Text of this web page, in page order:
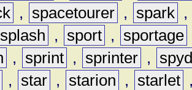
, spacetourer , spark ,
splash , sport , sportage
, sprint , sprinter ,
, star , starion , starlet